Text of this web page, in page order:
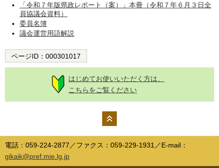
「令和７年版県政レポート（案）」本冊（令和７年６月３日全
員協議会資料）
委員名簿
議会運営用語解説
ページID： 000301017
はじめてお使いいただく方は、
こちらをご覧ください
ジの
へ
電話：059-224-2877／ファクス：059-229-1931／E-mail：
gikaik@pref.mie.lg.jp